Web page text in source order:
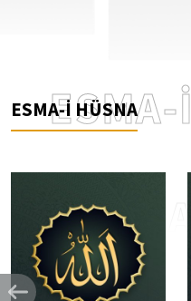
ESMA-İ HÜSNA
ESMA-İ
HÜSNA